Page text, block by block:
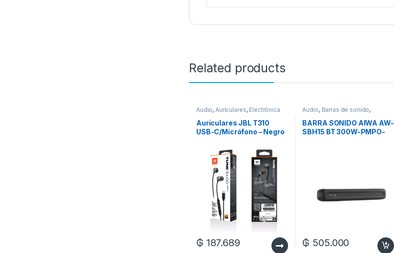
Related products
Audio, Auriculares, Electrónica
Auriculares JBL T310
USB-C/Micrófono – Negro
₲ 187.689
Audio, Barras de sonido,
BARRA SONIDO AIWA AW-
SBH15 BT 300W-PMPO-
₲ 505.000